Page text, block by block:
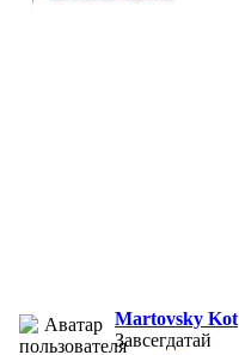
Martovsky Kot
Завсегдатай